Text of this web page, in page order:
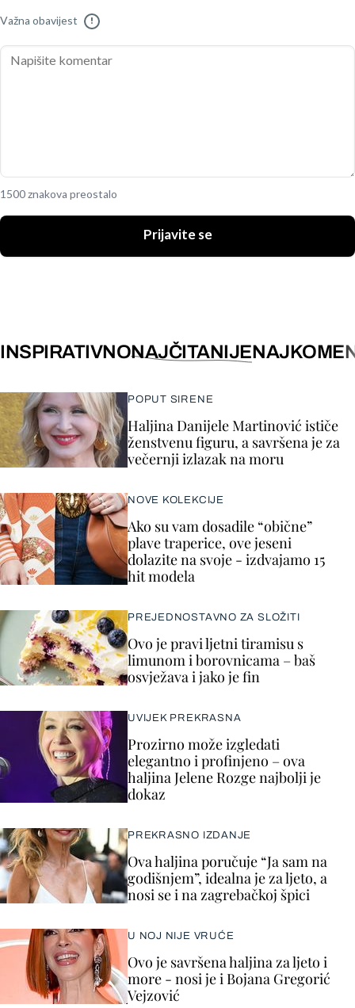
Važna obavijest !
1500 znakova preostalo
Prijavite se
INSPIRATIVNONAJČITANIJE
POPUT SIRENE
Haljina Danijele Martinović ističe
ženstvenu figuru, a savršena je za
večernji izlazak na moru
NOVE KOLEKCIJE
Ako su vam dosadile “obične”
plave traperice, ove jeseni
dolazite na svoje - izdvajamo 15
hit modela
PREJEDNOSTAVNO ZA SLOŽITI
Ovo je pravi ljetni tiramisu s
limunom i borovnicama – baš
osvježava i jako je fin
UVIJEK PREKRASNA
Prozirno može izgledati
elegantno i profinjeno – ova
haljina Jelene Rozge najbolji je
dokaz
PREKRASNO IZDANJE
Ova haljina poručuje “Ja sam na
godišnjem”, idealna je za ljeto, a
nosi se i na zagrebačkoj špici
U NOJ NIJE VRUĆE
Ovo je savršena haljina za ljeto i
more - nosi je i Bojana Gregorić
Vejzović